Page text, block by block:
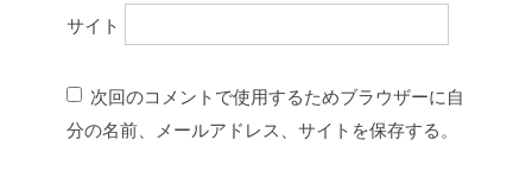
サイト
次回のコメントで使用するためブラウザーに自
分の名前、メールアドレス、サイトを保存する。